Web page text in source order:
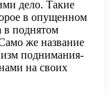
дело. Такие
в опущенном
в поднятом
же название
поднимания-
на своих